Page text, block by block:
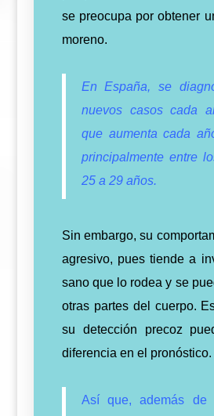
se preocupa por obtener
moreno.
En España, se
nuevos casos cada
que aumenta cada
principalmente entre
25 a 29 años.
Sin embargo, su
agresivo, pues tiende a
sano que lo rodea y se
otras partes del cuerpo.
su detección precoz
diferencia en el pronóstico.
Así que, además de